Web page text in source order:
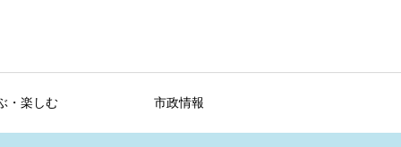
・楽しむ 市政情報